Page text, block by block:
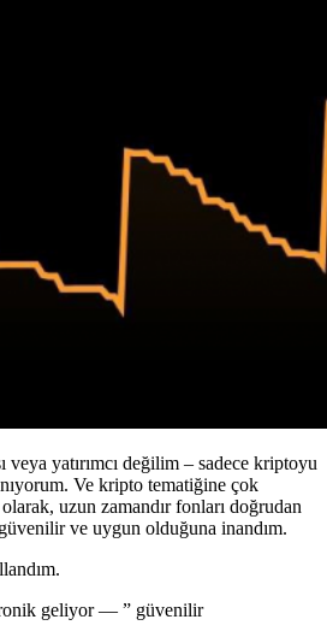
veya yatırımcı değilim – sadece kriptoyu
Ve kripto tematiğine çok
uzun zamandır fonları doğrudan
ve uygun olduğuna inandım.
geliyor — ” güvenilir